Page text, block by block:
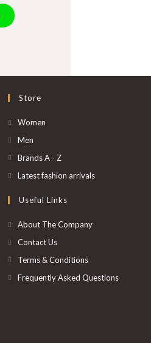
Store
Women
Men
Brands A - Z
Latest fashion arrivals
Useful Links
About The Company
Contact Us
Terms & Conditions
Frequently Asked Questions